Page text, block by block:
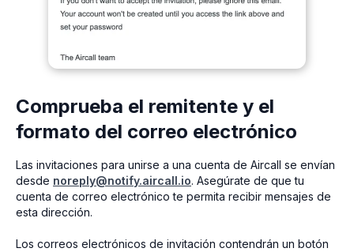
Comprueba el remitente y el
formato del correo electrónico
Las invitaciones para unirse a una cuenta de Aircall se envían
desde noreply@notify.aircall.io. Asegúrate de que tu
cuenta de correo electrónico te permita recibir mensajes de
esta dirección.
Los correos electrónicos de invitación contendrán un botón